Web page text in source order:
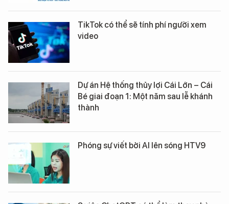
TikTok có thể sẽ tính phí người xem
video
Dự án Hệ thống thủy lợi Cái Lớn – Cái
Bé giai đoạn 1: Một năm sau lễ khánh
thành
Phóng sự viết bởi AI lên sóng HTV9